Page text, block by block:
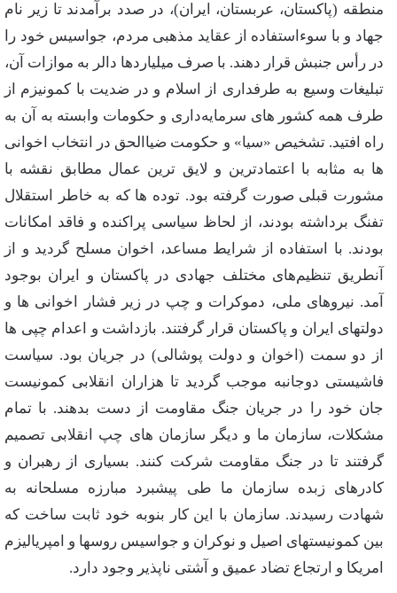
منطقه‌ (پاكستان‌، عربستان‌، ایران‌)، در صدد برآمدند تا زیر نام‌
جهاد و با سوءاستفاده‌ از عقاید مذهبی‌ مردم‌، جواسیس‌ خود را
در رأس‌ جنبش‌ قرار دهند. با صرف‌ میلیاردها دالر به‌ موازات‌ آن‌،
تبلیغات‌ وسیع‌ به‌ طرفداری‌ از اسلام‌ و در ضدیت‌ با كمونیزم‌ از
طرف‌ همه‌ كشور های‌ سرمایه‌داری‌ و حكومات‌ وابسته‌ به‌ آن‌ به‌
راه‌ افتید. تشخیص‌ «سیا» و حكومت‌ ضیاالحق‌ در انتخاب‌ اخوانی‌
ها به‌ مثابه‌ با اعتمادترین‌ و لایق‌ ترین‌ عمال‌ مطابق‌ نقشه‌ با
مشورت‌ قبلی‌ صورت‌ گرفته‌ بود. توده‌ ها كه‌ به‌ خاطر استقلال‌
تفنگ‌ برداشته‌ بودند، از لحاظ‌ سیاسی‌ پراكنده‌ و فاقد امكانات‌
بودند. با استفاده‌ از شرایط‌ مساعد، اخوان‌ مسلح‌ گردید و از
آنطریق‌ تنظیم‌های‌ مختلف‌ جهادی‌ در پاكستان‌ و ایران‌ بوجود
آمد. نیروهای‌ ملی‌، دموكرات‌ و چپ‌ در زیر فشار اخوانی‌ ها و
دولتهای‌ ایران‌ و پاكستان‌ قرار گرفتند. بازداشت‌ و اعدام‌ چپی‌ ها
از دو سمت‌ (اخوان‌ و دولت‌ پوشالی‌) در جریان‌ بود. سیاست‌
فاشیستی‌ دوجانبه‌ موجب‌ گردید تا هزاران‌ انقلابی‌ كمونیست‌
جان‌ خود را در جریان‌ جنگ‌ مقاومت‌ از دست‌ بدهند. با تمام‌
مشكلات‌، سازمان‌ ما و دیگر سازمان‌ های‌ چپ‌ انقلابی‌ تصمیم‌
گرفتند تا در جنگ‌ مقاومت‌ شركت‌ كنند. بسیاری‌ از رهبران‌ و
كادرهای‌ زبده‌ سازمان‌ ما طی‌ پیشبرد مبارزه‌ مسلحانه‌ به‌
شهادت‌ رسیدند. سازمان‌ با این‌ كار بنوبه‌ خود ثابت‌ ساخت‌ كه‌
بین‌ كمونیستهای‌ اصیل‌ و نوكران‌ و جواسیس‌ روسها و امپریالیزم‌
امریكا و ارتجاع‌ تضاد عمیق‌ و آشتی‌ ناپذیر وجود دارد.